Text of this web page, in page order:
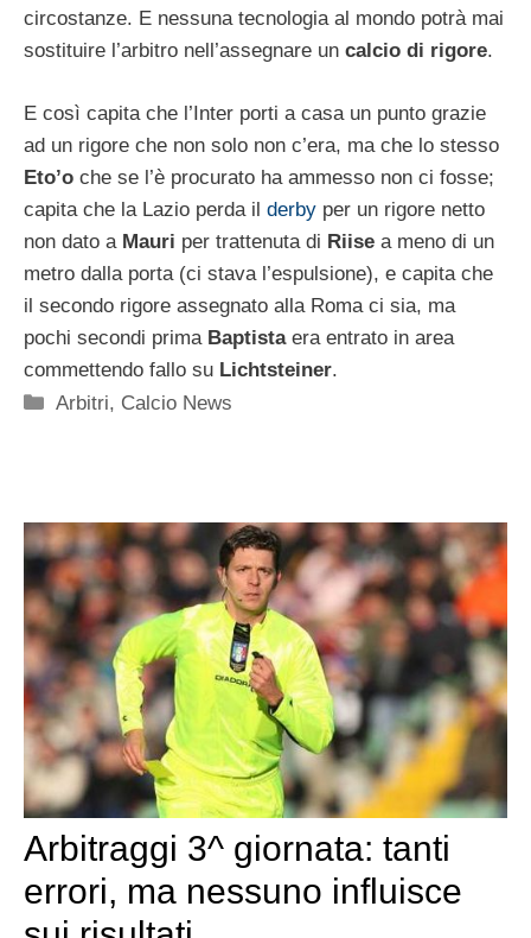
circostanze. E nessuna tecnologia al mondo potrà mai
sostituire l’arbitro nell’assegnare un calcio di rigore.
E così capita che l’Inter porti a casa un punto grazie
ad un rigore che non solo non c’era, ma che lo stesso
Eto’o che se l’è procurato ha ammesso non ci fosse;
capita che la Lazio perda il derby per un rigore netto
non dato a Mauri per trattenuta di Riise a meno di un
metro dalla porta (ci stava l’espulsione), e capita che
il secondo rigore assegnato alla Roma ci sia, ma
pochi secondi prima Baptista era entrato in area
commettendo fallo su Lichtsteiner.
Categorie
Arbitri, Calcio News
Arbitraggi 3^ giornata: tanti
errori, ma nessuno influisce